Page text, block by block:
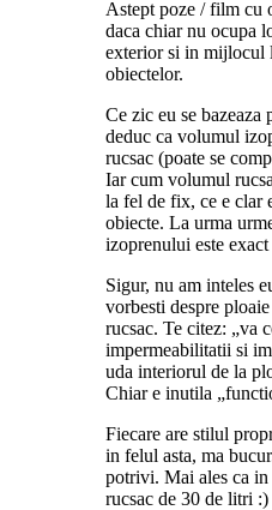
Astept poze / film cu
daca chiar nu ocupa
exterior si in mijlocul
obiectelor.
Ce zic eu se
deduc ca volumul
rucsac (poate se
Iar cum volumul
la fel de fix, ce e clar
obiecte. La urma
izoprenului este
Sigur, nu am inteles
vorbesti despre
rucsac. Te citez: „va
impermeabilitatii si
uda interiorul de la
Chiar e inutila
Fiecare are stilul
in felul asta, ma
potrivi. Mai ales ca
rucsac de 30 de litri :)